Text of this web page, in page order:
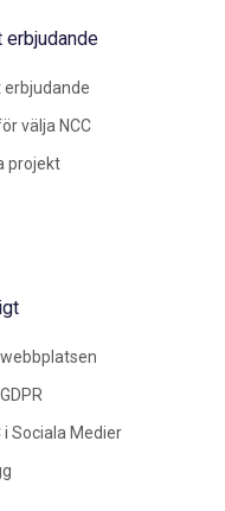
erbjudande
erbjudande
välja NCC
projekt
i Sociala Medier